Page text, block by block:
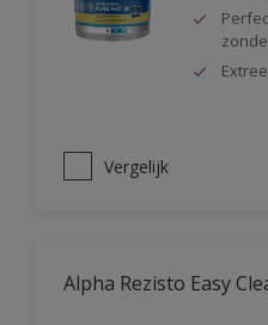
Vergelijk
Alpha Rezisto Easy